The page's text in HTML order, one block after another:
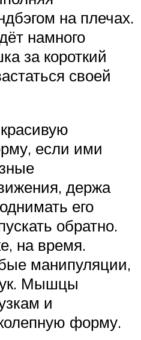
на плечах.
намного
за короткий
своей
если ими
держа
его
обратно.
на время.
манипуляции,
Мышцы
и
форму.